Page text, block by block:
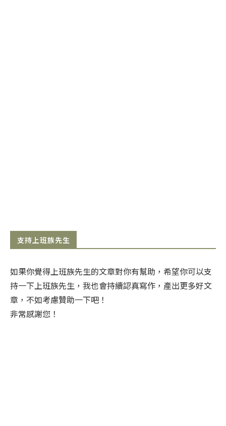
支持上班族先生
如果你覺得上班族先生的文章對你有幫助，希望你可以支
持一下上班族先生，我也會持續認真寫作，產出更多好文
章，不如考慮贊助一下吧！
非常感謝您！